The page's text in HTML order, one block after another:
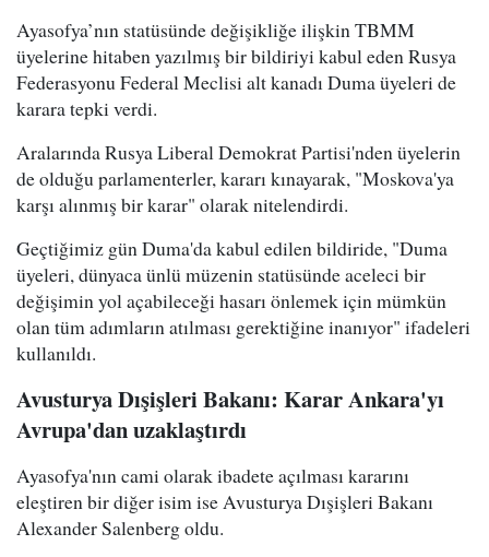
Ayasofya’nın statüsünde değişikliğe ilişkin TBMM
üyelerine hitaben yazılmış bir bildiriyi kabul eden Rusya
Federasyonu Federal Meclisi alt kanadı Duma üyeleri de
karara tepki verdi.
Aralarında Rusya Liberal Demokrat Partisi'nden üyelerin
de olduğu parlamenterler, kararı kınayarak, "Moskova'ya
karşı alınmış bir karar" olarak nitelendirdi.
Geçtiğimiz gün Duma'da kabul edilen bildiride, "Duma
üyeleri, dünyaca ünlü müzenin statüsünde aceleci bir
değişimin yol açabileceği hasarı önlemek için mümkün
olan tüm adımların atılması gerektiğine inanıyor" ifadeleri
kullanıldı.
Avusturya Dışişleri Bakanı: Karar Ankara'yı
Avrupa'dan uzaklaştırdı
Ayasofya'nın cami olarak ibadete açılması kararını
eleştiren bir diğer isim ise Avusturya Dışişleri Bakanı
Alexander Salenberg oldu.